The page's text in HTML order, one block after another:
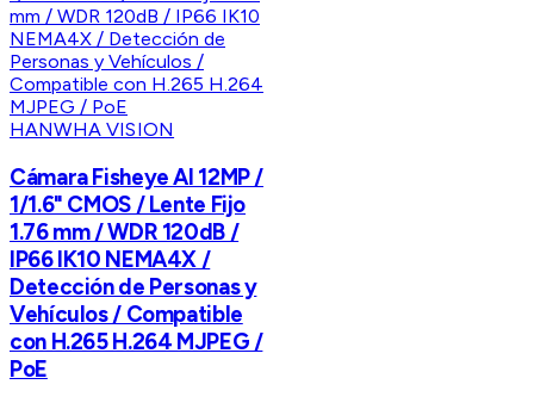
HANWHA VISION
Cámara Fisheye AI 12MP /
1/1.6" CMOS / Lente Fijo
1.76 mm / WDR 120dB /
IP66 IK10 NEMA4X /
Detección de Personas y
Vehículos / Compatible
con H.265 H.264 MJPEG /
PoE